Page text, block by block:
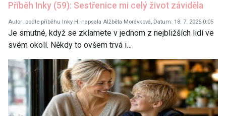
Příběh Inky (59): Sestřenice mi celý život záviděla
Autor: podle příběhu Inky H. napsala Alžběta Morávková, Datum: 18. 7. 2026 0:05
Je smutné, když se zklamete v jednom z nejbližších lidí ve
svém okolí. Někdy to ovšem trvá i…